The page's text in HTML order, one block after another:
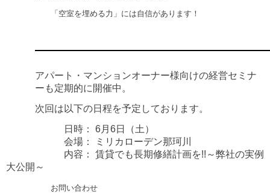
「空室を埋める力」には自信があります！
アパート・マンションオーナー様向けの経営セミナ
ーも定期的に開催中。
次回は以下の日程を予定しております。
日時：
6月 6日（土）
会場：
ミリカローデン那珂川
内容：
賃貸でも長期修繕計画を!! ～弊社の実例
大公開～
お問い合わせ